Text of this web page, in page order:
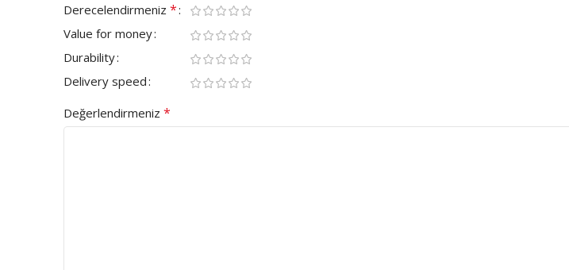
Derecelendirmeniz *
Value for money
Durability
Delivery speed
Değerlendirmeniz *